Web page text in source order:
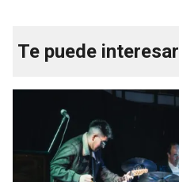
Te puede interesar